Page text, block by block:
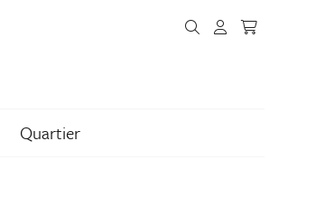
Quartier